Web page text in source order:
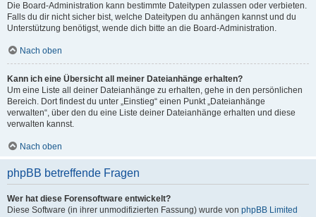
Die Board-Administration kann bestimmte Dateitypen zulassen oder verbieten.
Falls du dir nicht sicher bist, welche Dateitypen du anhängen kannst und du
Unterstützung benötigst, wende dich bitte an die Board-Administration.
Nach oben
Kann ich eine Übersicht all meiner Dateianhänge erhalten?
Um eine Liste all deiner Dateianhänge zu erhalten, gehe in den persönlichen
Bereich. Dort findest du unter „Einstieg“ einen Punkt „Dateianhänge
verwalten“, über den du eine Liste deiner Dateianhänge erhalten und diese
verwalten kannst.
Nach oben
phpBB betreffende Fragen
Wer hat diese Forensoftware entwickelt?
Diese Software (in ihrer unmodifizierten Fassung) wurde von phpBB Limited